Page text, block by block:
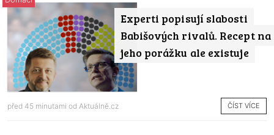
Experti popisují slabosti
Babišových rivalů. Recept na
jeho porážku ale existuje
před 45 minutami od Aktuálně.cz ČÍST VÍCE